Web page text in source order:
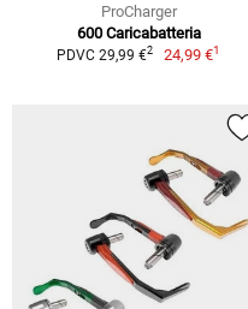
ProCharger
600 Caricabatteria
PDVC 29,99 €2 24,99 €1